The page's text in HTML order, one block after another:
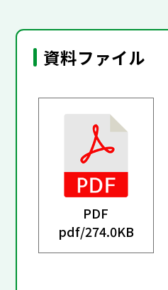
資料ファイル
PDF
pdf/274.0KB